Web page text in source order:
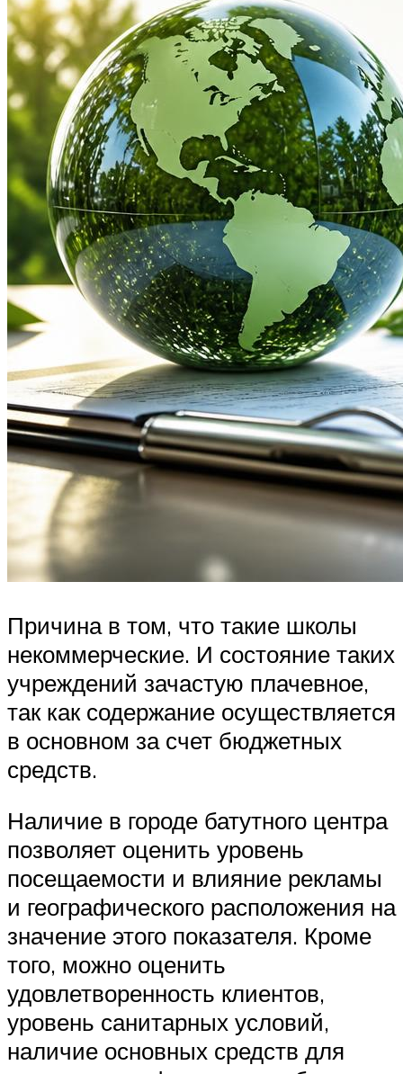
Причина в том, что такие школы
некоммерческие. И состояние таких
учреждений зачастую плачевное,
так как содержание осуществляется
в основном за счет бюджетных
средств.
Наличие в городе батутного центра
позволяет оценить уровень
посещаемости и влияние рекламы
и географического расположения на
значение этого показателя. Кроме
того, можно оценить
удовлетворенность клиентов,
уровень санитарных условий,
наличие основных средств для